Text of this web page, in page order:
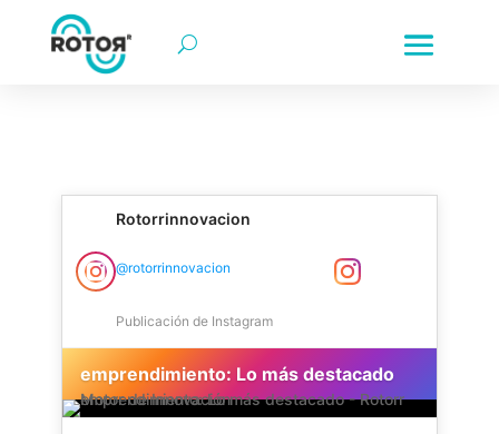
rotorr | rotorr motor de innovación | rotorr-motor de
Innovación empresarial | Transformación digital | Colombia |
Rotorrinnovacion
@rotorrinnovacion
Publicación de Instagram
emprendimiento: Lo más destacado